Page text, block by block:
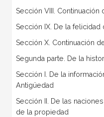
Sección VIII.
Sección IX. De la felicidad
Sección X. Continuación
Segunda parte. De la
Sección I. De la
Antigüedad
Sección II. De las
de la propiedad